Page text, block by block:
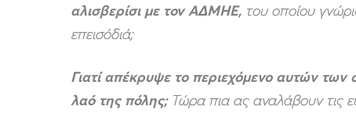
αλισβερίσι με τον ΑΔΜΗΕ, του οποίου
επεισόδιά;
Γιατί απέκρυψε το περιεχόμενο αυτών
λαό της πόλης; Τώρα πια ας αναλάβουν τις